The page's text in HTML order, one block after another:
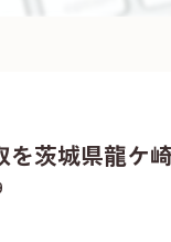
を茨城県龍ケ